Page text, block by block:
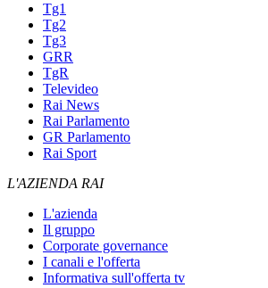
Tg1
Tg2
Tg3
GRR
TgR
Televideo
Rai News
Rai Parlamento
GR Parlamento
Rai Sport
L'AZIENDA RAI
L'azienda
Il gruppo
Corporate governance
I canali e l'offerta
Informativa sull'offerta tv